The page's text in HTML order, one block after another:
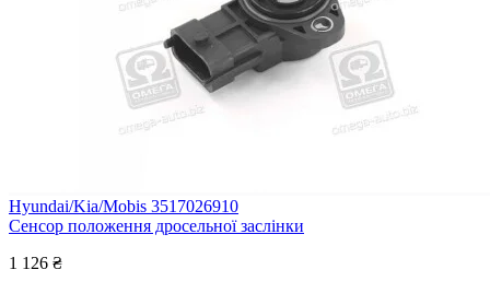
Hyundai/Kia/Mobis 3517026910
Сенсор положення дросельної заслінки
1 126 ₴